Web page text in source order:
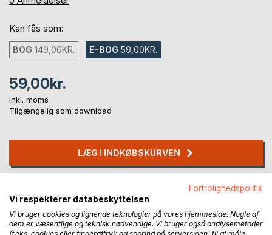
Kan fås som:
BOG 149,00KR. E-BOG 59,00KR.
59,00kr.
inkl. moms
Tilgængelig som download
LÆG I INDKØBSKURVEN
Anmeld titel
Fortrolighedspolitik
Vi respekterer databeskyttelsen
Vi bruger cookies og lignende teknologier på vores hjemmeside. Nogle af
dem er væsentlige og teknisk nødvendige. Vi bruger også analysemetoder
(f.eks. cookies eller fingeraftryk og sporing på serversiden) til at måle,